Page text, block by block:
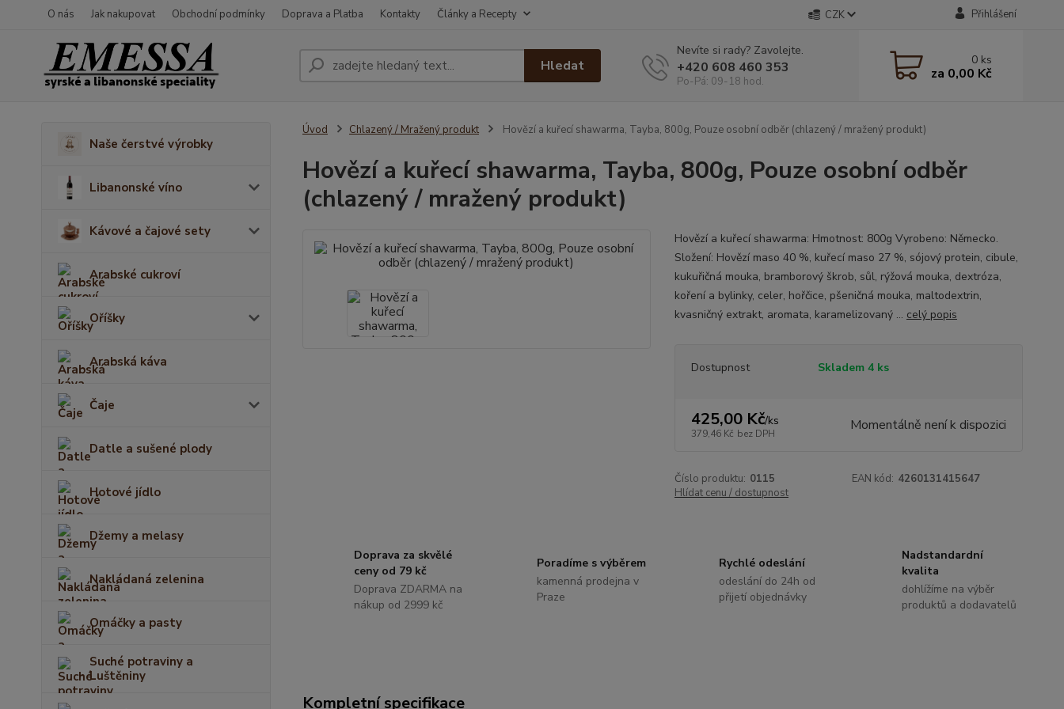
O nás Jak nakupovat Obchodní podmínky Doprava a Platba Kontakty Články a Recepty CZK Přihlášení
Hledat
Nevíte si rady? Zavolejte.
+420 608 460 353
Po-Pá: 09-18 hod.
0 ks
za 0,00 Kč
Naše čerstvé výrobky
Libanonské víno
Kávové a čajové sety
Arabské cukroví
Oříšky
Arabská káva
Čaje
Datle a sušené plody
Hotové jídlo
Džemy a melasy
Nakládaná zelenina
Omáčky a pasty
Suché potraviny a
Luštěniny
Úvod Chlazený / Mražený produkt Hovězí a kuřecí shawarma, Tayba, 800g, Pouze osobní odběr (chlazený / mražený produkt)
Hovězí a kuřecí shawarma, Tayba, 800g, Pouze osobní odběr
(chlazený / mražený produkt)
Hovězí a kuřecí shawarma: Hmotnost: 800g Vyrobeno: Německo.
Složení: Hovězí maso 40 %, kuřecí maso 27 %, sójový protein, cibule,
kukuřičná mouka, bramborový škrob, sůl, rýžová mouka, dextróza,
koření a bylinky, celer, hořčice, pšeničná mouka, maltodextrin,
kvasničný extrakt, aromata, karamelizovaný ... celý popis
Dostupnost Skladem 4 ks
425,00 Kč/ks
379,46 Kč bez DPH Momentálně není k dispozici
Číslo produktu: 0115 EAN kód: 4260131415647
Hlídat cenu / dostupnost
Doprava za skvělé
ceny od 79 kč
Doprava ZDARMA na
nákup od 2999 kč
Poradíme s výběrem
kamenná prodejna v
Praze
Rychlé odeslání
odeslání do 24h od
přijetí objednávky
Nadstandardní
kvalita
dohlížíme na výběr
produktů a dodavatelů
Kompletní specifikace